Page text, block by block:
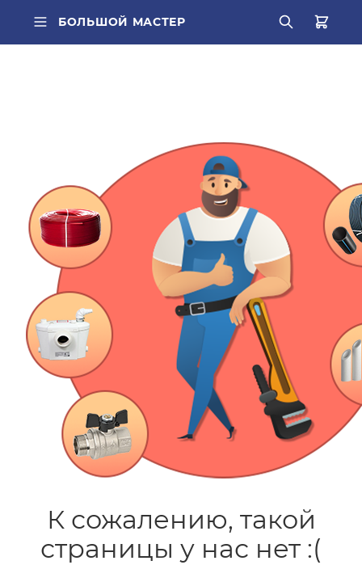
БОЛЬШОЙ МАСТЕР
О КОМПАНИИ
БРЕНДЫ
ДОСТАВКА
ОПЛАТА
ГАРАНТИЯ
СЕРТИФИКАТЫ
КОНТАКТЫ
К сожалению, такой
страницы у нас нет :(
радиатор стальной
Кондиционер Ballu
редуктор
котел газовый Baxi
Подбор по параметрам
Не можете найти нужный товар? Наши специалисты
помогут с подбором.
ЗАКАЗАТЬ ЗВОНОК